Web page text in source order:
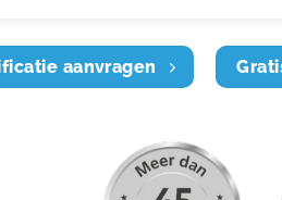
aanvragen